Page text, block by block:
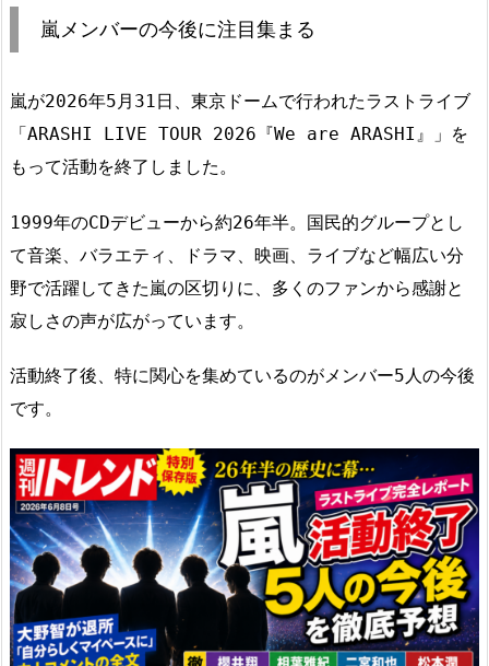
嵐メンバーの今後に注目集まる
嵐が2026年5月31日、東京ドームで行われたラストライブ
「ARASHI LIVE TOUR 2026『We are ARASHI』」を
もって活動を終了しました。
1999年のCDデビューから約26年半。国民的グループとし
て音楽、バラエティ、ドラマ、映画、ライブなど幅広い分
野で活躍してきた嵐の区切りに、多くのファンから感謝と
寂しさの声が広がっています。
活動終了後、特に関心を集めているのがメンバー5人の今後
です。